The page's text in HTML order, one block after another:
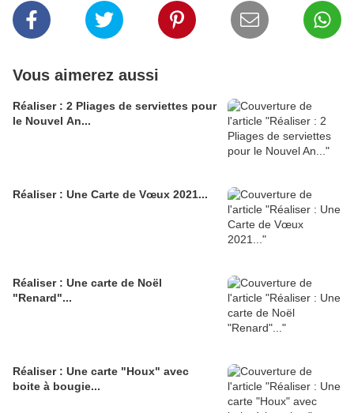
Vous aimerez aussi
Réaliser : 2 Pliages de serviettes pour
le Nouvel An...
Réaliser : Une Carte de Vœux 2021...
Réaliser : Une carte de Noël
"Renard"...
Réaliser : Une carte "Houx" avec
boite à bougie...